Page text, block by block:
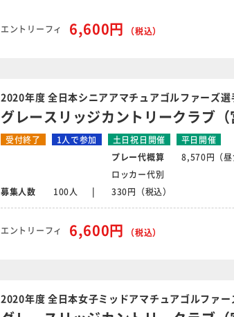
エントリーフィ 6,600円 （税込）
2020年度 全日本シニアアマチュアゴルファーズ
グレースリッジカントリークラブ（
受付終了 1人で参加 土日祝日開催 平日開催
募集人数 100人
プレー代概算 8,570円（昼
ロッカー代別
330円（税込）
エントリーフィ 6,600円 （税込）
2020年度 全日本女子ミッドアマチュアゴルファ